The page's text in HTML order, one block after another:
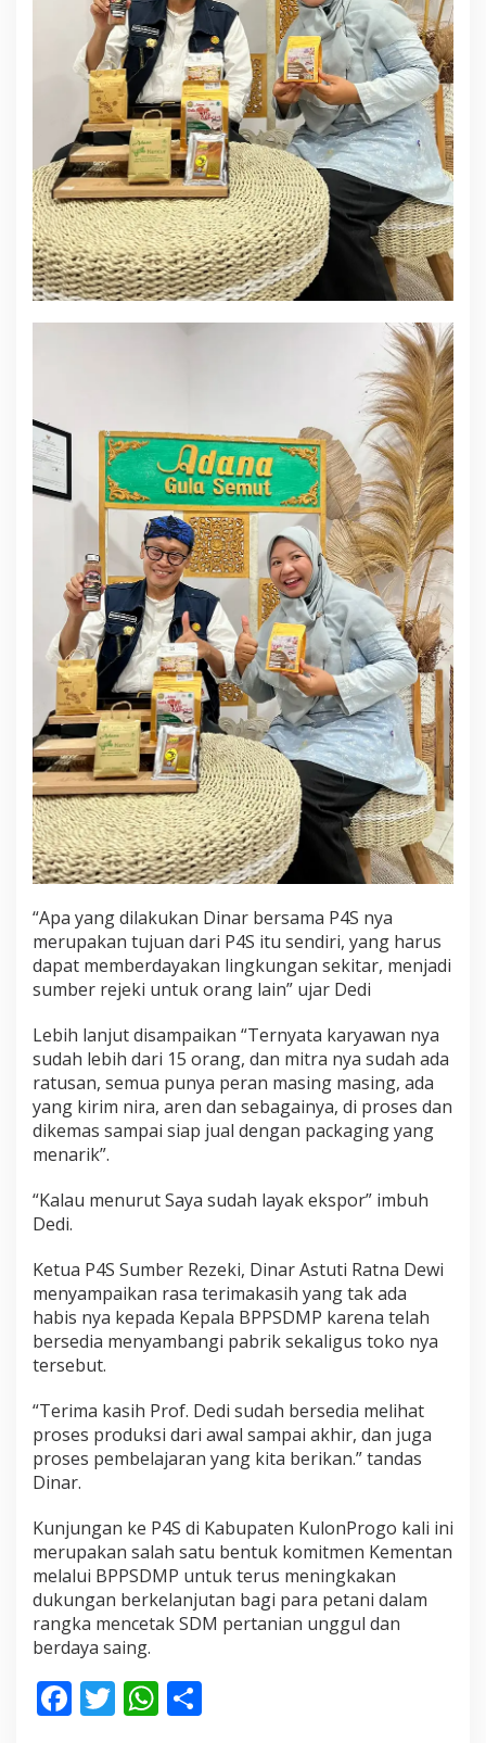
“Apa yang dilakukan Dinar bersama P4S nya
merupakan tujuan dari P4S itu sendiri, yang harus
dapat memberdayakan lingkungan sekitar, menjadi
sumber rejeki untuk orang lain” ujar Dedi
Lebih lanjut disampaikan “Ternyata karyawan nya
sudah lebih dari 15 orang, dan mitra nya sudah ada
ratusan, semua punya peran masing masing, ada
yang kirim nira, aren dan sebagainya, di proses dan
dikemas sampai siap jual dengan packaging yang
menarik”.
“Kalau menurut Saya sudah layak ekspor” imbuh
Dedi.
Ketua P4S Sumber Rezeki, Dinar Astuti Ratna Dewi
menyampaikan rasa terimakasih yang tak ada
habis nya kepada Kepala BPPSDMP karena telah
bersedia menyambangi pabrik sekaligus toko nya
tersebut.
“Terima kasih Prof. Dedi sudah bersedia melihat
proses produksi dari awal sampai akhir, dan juga
proses pembelajaran yang kita berikan.” tandas
Dinar.
Kunjungan ke P4S di Kabupaten KulonProgo kali ini
merupakan salah satu bentuk komitmen Kementan
melalui BPPSDMP untuk terus meningkakan
dukungan berkelanjutan bagi para petani dalam
rangka mencetak SDM pertanian unggul dan
berdaya saing.
F T W